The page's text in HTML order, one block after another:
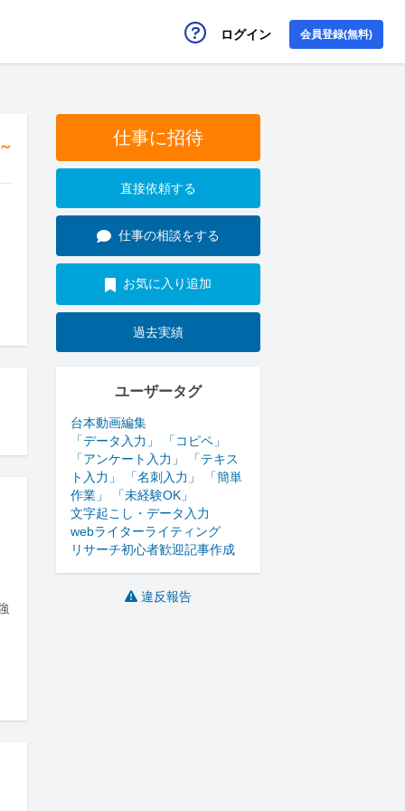
ログイン 会員登録(無料)
仕事に招待
直接依頼する
仕事の相談をする
お気に入り追加
過去実績
ユーザータグ
台本動画編集
「データ入力」 「コピペ」
「アンケート入力」 「テキス
ト入力」 「名刺入力」 「簡単
作業」 「未経験OK」
文字起こし・データ入力
webライターライティング
リサーチ初心者歓迎記事作成
違反報告